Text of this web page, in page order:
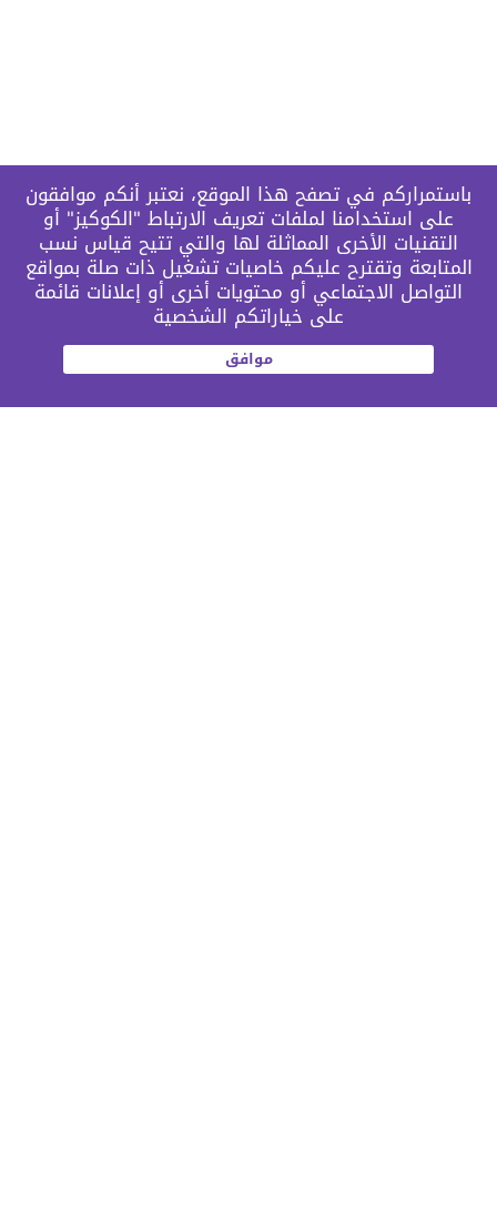
باستمراركم في تصفح هذا الموقع، نعتبر أنكم موافقون
على استخدامنا لملفات تعريف الارتباط "الكوكيز" أو
التقنيات الأخرى المماثلة لها والتي تتيح قياس نسب
المتابعة وتقترح عليكم خاصيات تشغيل ذات صلة بمواقع
التواصل الاجتماعي أو محتويات أخرى أو إعلانات قائمة
على خياراتكم الشخصية
موافق